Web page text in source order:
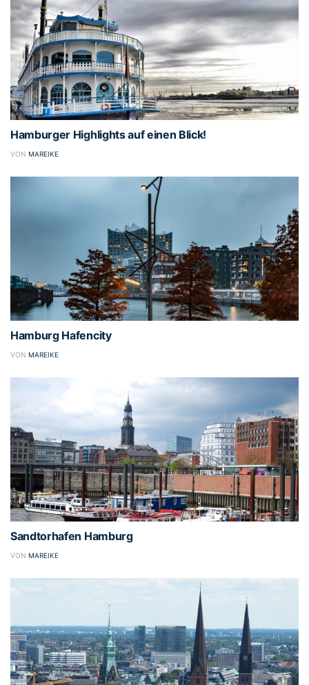
Hamburger Highlights auf einen Blick!
VON MAREIKE
Hamburg Hafencity
VON MAREIKE
Sandtorhafen Hamburg
VON MAREIKE